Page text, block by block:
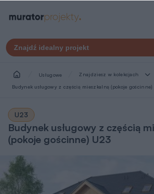
Znajdź idealny projekt
Usługowe Znajdziesz w kolekcjach
Budynek usługowy z częścią mieszkalną (pokoje gościnne)
U23
Budynek usługowy z częścią
(pokoje gościnne) U23